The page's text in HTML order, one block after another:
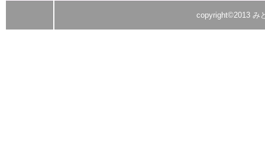
copyright©2013 み